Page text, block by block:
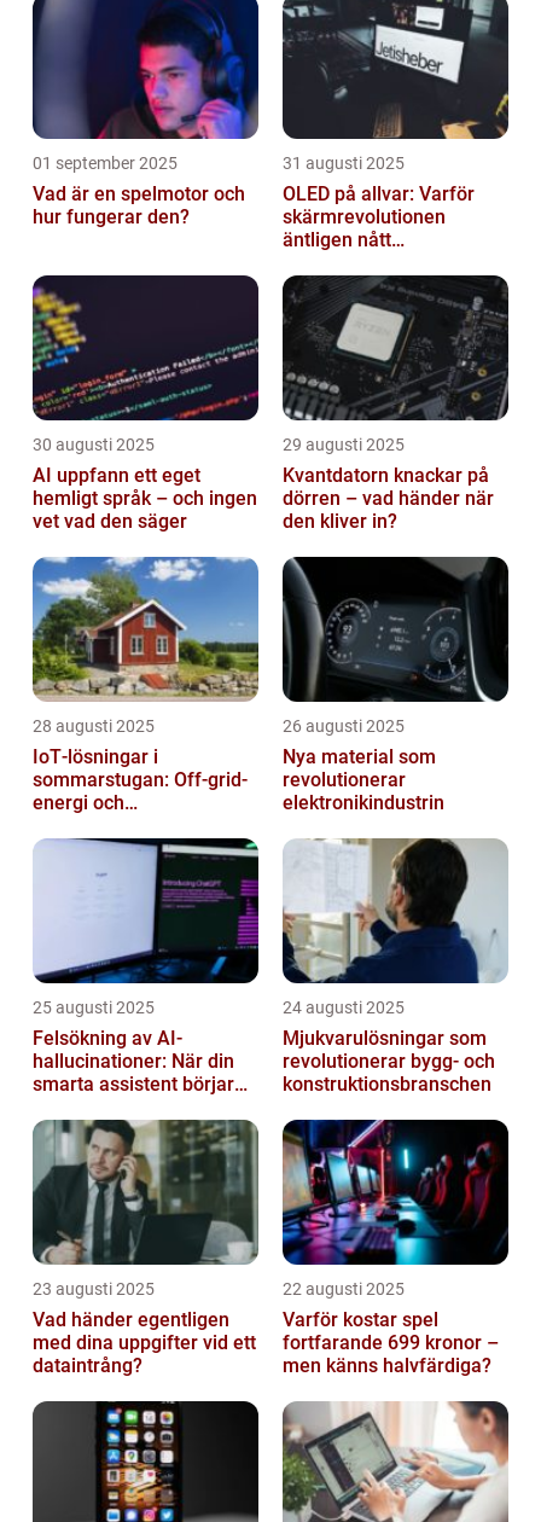
01 september 2025
Vad är en spelmotor och
hur fungerar den?
31 augusti 2025
OLED på allvar: Varför
skärmrevolutionen
äntligen nått
30 augusti 2025
AI uppfann ett eget
hemligt språk – och ingen
vet vad den säger
29 augusti 2025
Kvantdatorn knackar på
dörren – vad händer när
den kliver in?
28 augusti 2025
IoT‑lösningar i
sommarstugan: Off‑grid-
energi och
26 augusti 2025
Nya material som
revolutionerar
elektronikindustrin
25 augusti 2025
Felsökning av AI-
hallucinationer: När din
smarta assistent börjar
24 augusti 2025
Mjukvarulösningar som
revolutionerar bygg- och
konstruktionsbranschen
23 augusti 2025
Vad händer egentligen
med dina uppgifter vid ett
dataintrång?
22 augusti 2025
Varför kostar spel
fortfarande 699 kronor –
men känns halvfärdiga?